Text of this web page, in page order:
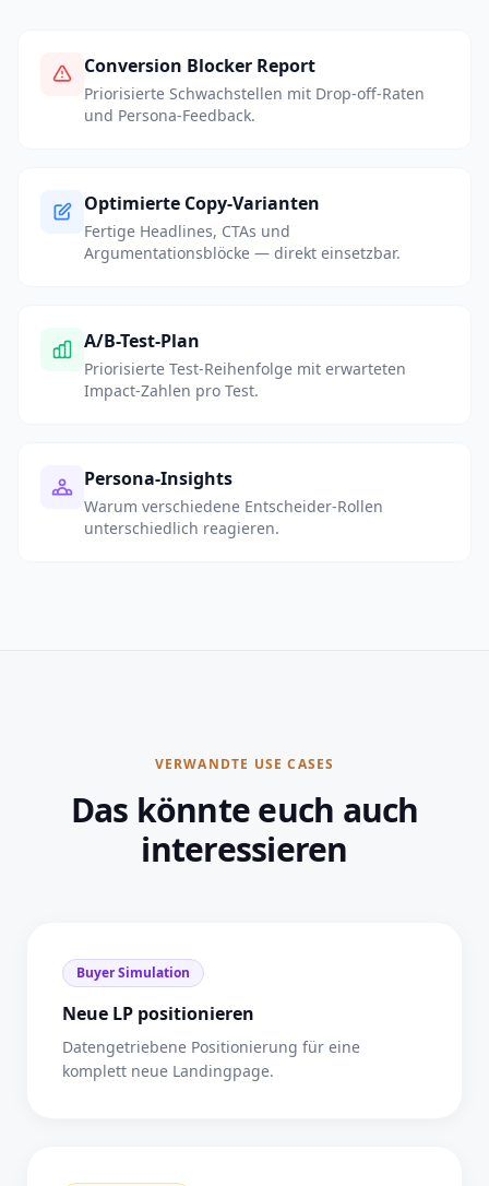
Conversion Blocker Report
Priorisierte Schwachstellen mit Drop-off-Raten
und Persona-Feedback.
Optimierte Copy-Varianten
Fertige Headlines, CTAs und
Argumentationsblöcke — direkt einsetzbar.
A/B-Test-Plan
Priorisierte Test-Reihenfolge mit erwarteten
Impact-Zahlen pro Test.
Persona-Insights
Warum verschiedene Entscheider-Rollen
unterschiedlich reagieren.
VERWANDTE USE CASES
Das könnte euch auch
interessieren
Buyer Simulation
Neue LP positionieren
Datengetriebene Positionierung für eine
komplett neue Landingpage.